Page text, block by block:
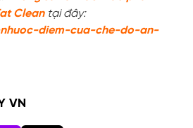
Cleantại đây:
diem-cua-che-do-an-
VN